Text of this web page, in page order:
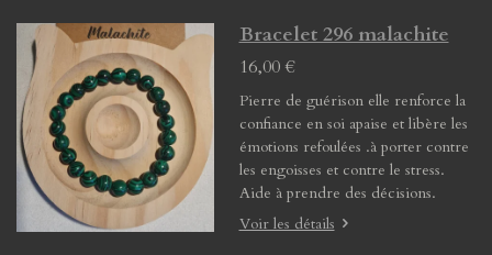
Bracelet 296 malachite
16,00 €
Pierre de guérison elle renforce la
confiance en soi apaise et libère les
émotions refoulées .à porter contre
les engoisses et contre le stress.
Aide à prendre des décisions.
Voir les détails